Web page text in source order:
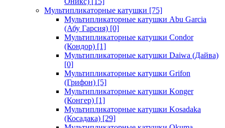
Мультипликаторные катушки [75]
Мультипликаторные катушки Abu Garcia
(Абу Гарсия) [0]
Мультипликаторные катушки Condor
(Кондор) [1]
Мультипликаторные катушки Daiwa (Дайва)
[0]
Мультипликаторные катушки Grifon
(Грифон) [5]
Мультипликаторные катушки Konger
(Конгер) [1]
Мультипликаторные катушки Kosadaka
(Косадака) [29]